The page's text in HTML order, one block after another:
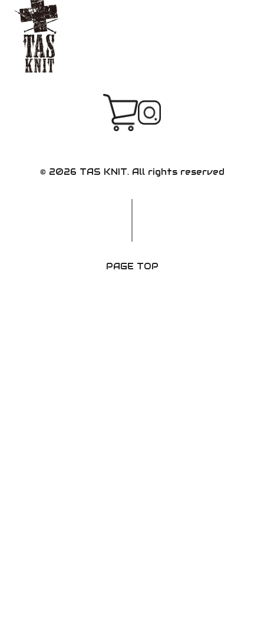
© 2026 TAS KNIT. All rights reserved
PAGE TOP